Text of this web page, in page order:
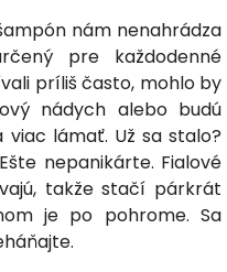
nám nenahrádza
pre každodenné
príliš často, mohlo by
nádych alebo budú
viac lámať. Už sa stalo?
nepanikárte. Fialové
takže stačí párkrát
je po pohrome. Sa